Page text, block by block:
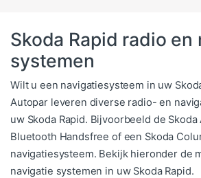
Skoda Rapid radio en
systemen
Wilt u een navigatiesysteem in uw
Autopar leveren diverse radio- en
uw Skoda Rapid. Bijvoorbeeld de
Bluetooth Handsfree of een Skoda
navigatiesysteem. Bekijk hieronder de
navigatie systemen in uw Skoda Rapid.